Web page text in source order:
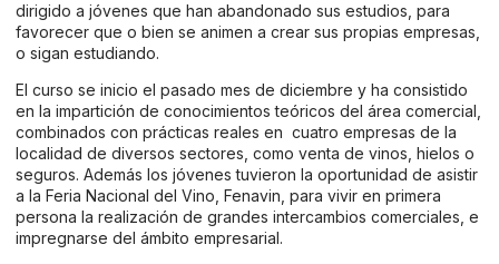
dirigido a jóvenes que han abandonado sus estudios, para
favorecer que o bien se animen a crear sus propias empresas,
o sigan estudiando.
El curso se inicio el pasado mes de diciembre y ha consistido
en la impartición de conocimientos teóricos del área comercial,
combinados con prácticas reales en cuatro empresas de la
localidad de diversos sectores, como venta de vinos, hielos o
seguros. Además los jóvenes tuvieron la oportunidad de asistir
a la Feria Nacional del Vino, Fenavin, para vivir en primera
persona la realización de grandes intercambios comerciales, e
impregnarse del ámbito empresarial.